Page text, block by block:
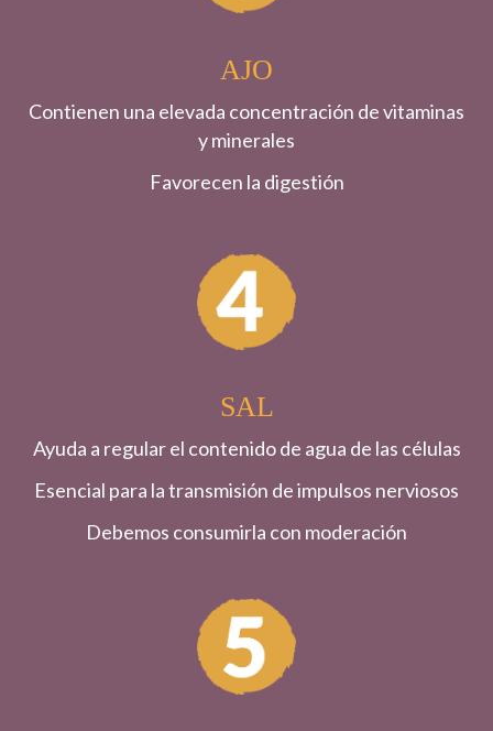
AJO
Contienen una elevada concentración de vitaminas
y minerales
Favorecen la digestión
SAL
Ayuda a regular el contenido de agua de las células
Esencial para la transmisión de impulsos nerviosos
Debemos consumirla con moderación